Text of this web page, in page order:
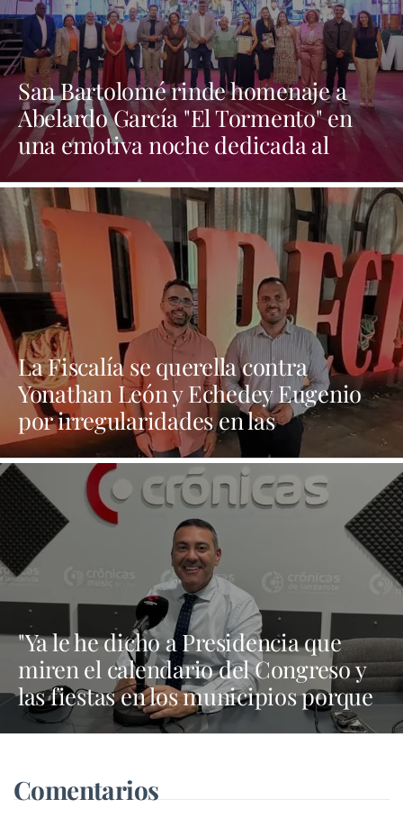
San Bartolomé rinde homenaje a
Abelardo García "El Tormento" en
una emotiva noche dedicada al
folclore canario
La Fiscalía se querella contra
Yonathan León y Echedey Eugenio
por irregularidades en las
contrataciones de las fiestas
"Ya le he dicho a Presidencia que
miren el calendario del Congreso y
las fiestas en los municipios porque
Dolores Corujo estaba en un fiesta
pleno"
Comentarios